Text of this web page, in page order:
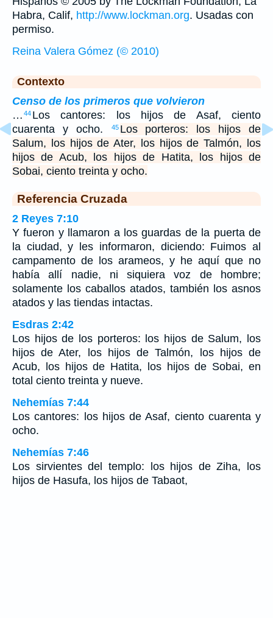
Habra, Calif, http://www.lockman.org. Usadas con
permiso.
Reina Valera Gómez (© 2010)
Contexto
Censo de los primeros que volvieron
… 44 Los cantores: los hijos de Asaf, ciento
cuarenta y ocho.
45 Los porteros: los hijos de
Salum, los hijos de Ater, los hijos de Talmón, los
hijos de Acub, los hijos de Hatita, los hijos de
Sobai, ciento treinta y ocho.
Referencia Cruzada
2 Reyes 7:10
Y fueron y llamaron a los guardas de la puerta de
la ciudad, y les informaron, diciendo: Fuimos al
campamento de los arameos, y he aquí que no
había allí nadie, ni siquiera voz de hombre;
solamente los caballos atados, también los asnos
atados y las tiendas intactas.
Esdras 2:42
Los hijos de los porteros: los hijos de Salum, los
hijos de Ater, los hijos de Talmón, los hijos de
Acub, los hijos de Hatita, los hijos de Sobai, en
total ciento treinta y nueve.
Nehemías 7:44
Los cantores: los hijos de Asaf, ciento cuarenta y
ocho.
Nehemías 7:46
Los sirvientes del templo: los hijos de Ziha, los
hijos de Hasufa, los hijos de Tabaot,